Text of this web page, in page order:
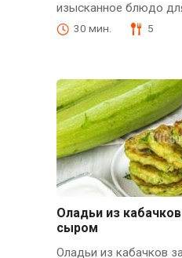
изысканное блюдо
30 мин. 5
Оладьи из
сыром
Оладьи из кабачков